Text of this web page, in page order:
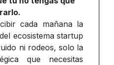
cada mañana la
ecosistema startup
ni rodeos, solo la
que necesitas